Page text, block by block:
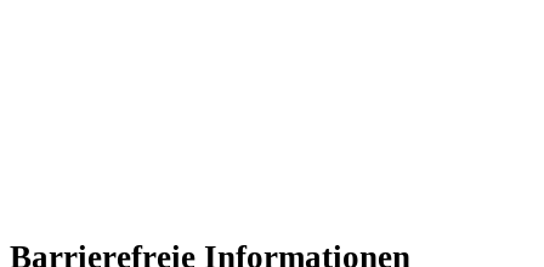
Barrierefreie Informationen